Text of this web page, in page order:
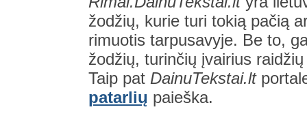
žodžių, kurie turi tokią pačią
rimuotis tarpusavyje. Be to,
žodžių, turinčių įvairius
Taip pat DainuTekstai.lt
patarlių paieška.